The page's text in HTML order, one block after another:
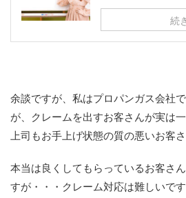
続
余談ですが、私はプロパンガス会社
が、クレームを出すお客さんが実は
上司もお手上げ状態の質の悪いお客さ
本当は良くしてもらっているお客さ
すが・・・クレーム対応は難しいです